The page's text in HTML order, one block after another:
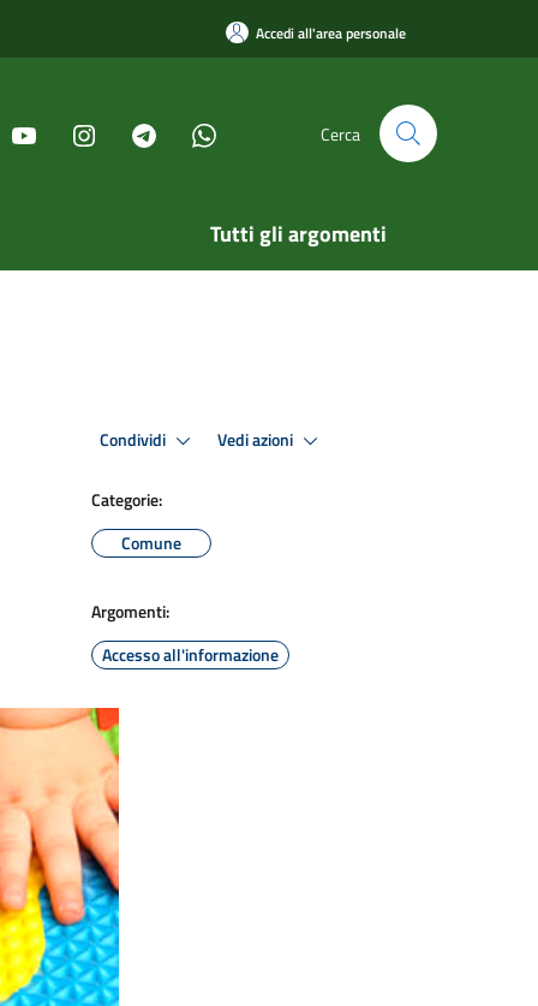
Accedi all'area personale
Cerca
Tutti gli argomenti
Condividi Vedi azioni
Categorie:
Comune
Argomenti:
Accesso all'informazione